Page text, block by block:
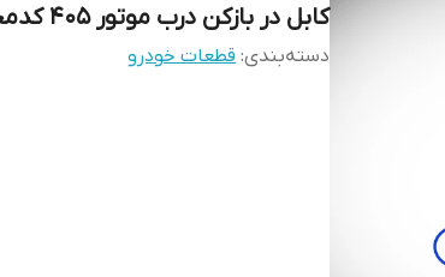
کابل در بازکن درب موتور 405 کدمحصول 1380300505
دسته‌بندی: قطعات خودرو